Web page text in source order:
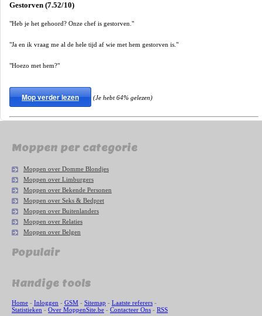
Gestorven (7.52/10)
"Heb je het gehoord? Onze chef is gestorven."
"Ja en ik vraag me al de hele tijd af wie met hem gestorven is."
"Hoezo met hem?"
Mop verder lezen (Je hebt 64% gelezen)
Moppen per categorie
Moppen over Domme Blondjes
Moppen over Limburgers
Moppen over Bekende Personen
Moppen over Seks & Bedpret
Moppen over Buitenlanders
Moppen over Relaties
Moppen over Belgen
Populair
Handige tools
Home - Inloggen - GSM - Sitemap - Laatste referers -
Statistieken - Over MoppenSite.be - Contacteer Ons - RSS